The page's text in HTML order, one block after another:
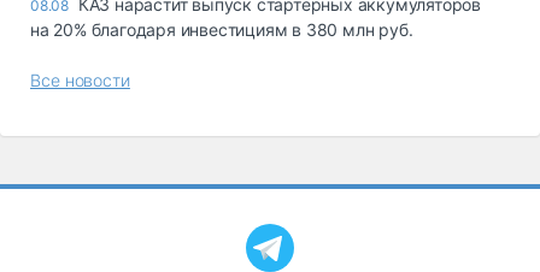
08.08 КАЗ нарастит выпуск стартерных аккумуляторов
на 20% благодаря инвестициям в 380 млн руб.
Все новости